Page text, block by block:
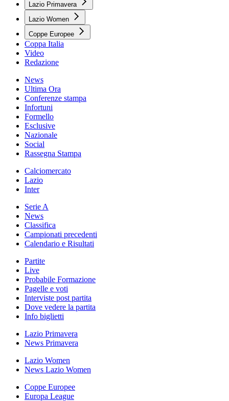
Lazio Primavera
Lazio Women
Coppe Europee
Coppa Italia
Video
Redazione
News
Ultima Ora
Conferenze stampa
Infortuni
Formello
Esclusive
Nazionale
Social
Rassegna Stampa
Calciomercato
Lazio
Inter
Serie A
News
Classifica
Campionati precedenti
Calendario e Risultati
Partite
Live
Probabile Formazione
Pagelle e voti
Interviste post partita
Dove vedere la partita
Info biglietti
Lazio Primavera
News Primavera
Lazio Women
News Lazio Women
Coppe Europee
Europa League